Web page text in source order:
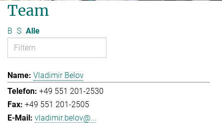
Team
B S Alle
Vladimir Belov
+49 551 201-2530
+49 551 201-2505
vladimir.belov@...